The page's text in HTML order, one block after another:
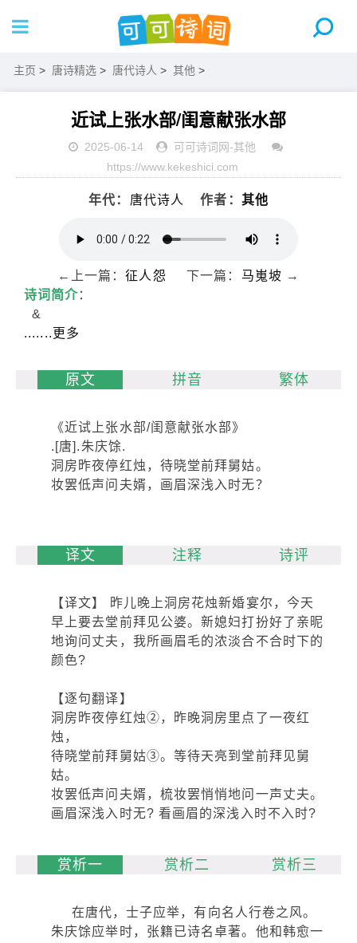
主页 > 唐诗精选 > 唐代诗人 > 其他 >
近试上张水部/闺意献张水部
2025-06-14 可可诗词网-其他
https://www.kekeshici.com
年代： 唐代诗人 作者： 其他
←上一篇：征人怨 下一篇： 马嵬坡 →
诗词简介：
&
.......更多
原文 拼音 繁体
《近试上张水部/闺意献张水部》
.[唐].朱庆馀.
洞房昨夜停红烛，待晓堂前拜舅姑。
妆罢低声问夫婿，画眉深浅入时无？
译文 注释 诗评
【译文】 昨儿晚上洞房花烛新婚宴尔，今天
早上要去堂前拜见公婆。新媳妇打扮好了亲昵
地询问丈夫，我所画眉毛的浓淡合不合时下的
颜色?
【逐句翻译】
洞房昨夜停红烛②，昨晚洞房里点了一夜红
烛，
待晓堂前拜舅姑③。等待天亮到堂前拜见舅
姑。
妆罢低声问夫婿，梳妆罢悄悄地问一声丈夫。
画眉深浅入时无? 看画眉的深浅入时不入时?
赏析一 赏析二 赏析三
在唐代，士子应举，有向名人行卷之风。
朱庆馀应举时，张籍已诗名卓著。他和韩愈一